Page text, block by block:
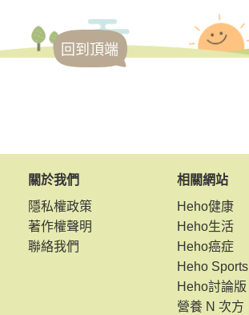
回到頂端
關於我們
隱私權政策
著作權聲明
聯絡我們
相關網站
Heho健康
Heho生活
Heho癌症
Heho Sports
Heho討論版
營養 N 次方